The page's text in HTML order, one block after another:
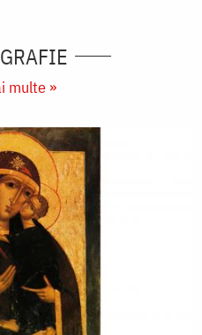
multe »